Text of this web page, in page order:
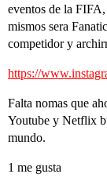
eventos de la
mismos sera
competidor y
https://
Falta nomas que
Youtube y Netflix
mundo.
1 me gusta